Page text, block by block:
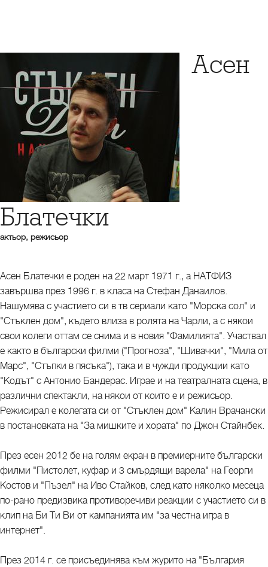
Асен
Блатечки
актьор, режисьор
Асен Блатечки е роден на 22 март 1971 г., а НАТФИЗ
завършва през 1996 г. в класа на Стефан Данаилов.
Нашумява с участието си в тв сериали като "Морска сол" и
"Стъклен дом", където влиза в ролята на Чарли, а с някои
свои колеги оттам се снима и в новия "Фамилията". Участвал
е както в български филми ("Прогноза", "Шивачки", "Мила от
Марс", "Стъпки в пясъка"), така и в чужди продукции като
"Кодът" с Антонио Бандерас. Играе и на театралната сцена, в
различни спектакли, на някои от които е и режисьор.
Режисирал е колегата си от "Стъклен дом" Калин Врачански
в постановката на "За мишките и хората" по Джон Стайнбек.
През есен 2012 бе на голям екран в премиерните български
филми "Пистолет, куфар и 3 смърдящи варела" на Георги
Костов и "Пъзел" на Иво Стайков, след като няколко месеца
по-рано предизвика противоречиви реакции с участието си в
клип на Би Ти Ви от кампанията им "за честна игра в
интернет".
През 2014 г. се присъединява към журито на "България